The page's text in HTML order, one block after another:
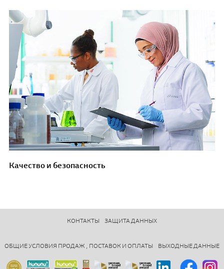
Качество и безопасность
КОНТАКТЫ ЗАЩИТА ДАННЫХ
ОБЩИЕ УСЛОВИЯ ПРОДАЖ , ПОСТАВОК И ОПЛАТЫ ВЫХОДНЫЕ ДАННЫЕ